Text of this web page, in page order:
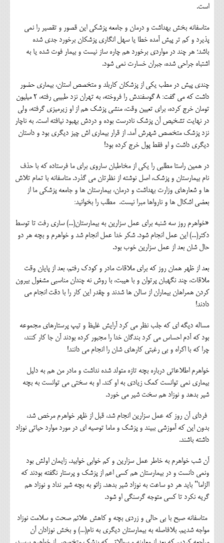
است.
متاسفانه بخش بهداشت و درمان و جامعه پزشکی این قصور و تقصیر را نمی
پذیرد و کم تر پیش آمده خطا یا سهل انگاری پزشکان برخورد جدی شده
باشد؛ هر چند در مواردی برخورد هم چاره ساز نیست و بیمار فوت شده یا به
اشتباه جراحی شده، جبران خسارت نمی شود.
چندی پیش در مطب یکی از پزشکان کاربلد و متخصص استان، بیماری حضور
داشت که می گفت: 8 گوسفندش را فروخته، به تهران نزد طبیبی رفته، 2 میلیون
تومان خرج کرده، برای تعیین وقت، منشی پزشک هم از او زیرمیزی گرفته، ولی
در نهایت تشخیص آن پزشک نادرست بوده و دردش بهبود نیافته است. به ناچار
نزد پزشک متخصص شهرش آمد. از قرار بیماری اش چیز دیگری بود و داستان
دیگری داشت و او فقط پول خرج کرده بود!
در همین راستا مطلبی را یکی از مخاطبان ساروی برای ما فرستاده که با حذف
نام بیمارستان و پزشک، اصل نوشته از نظرتان می گذرد. متاسفانه با تمام تلاش
ها و شعارهای وزارت بهداشت و درمان، بیمارستان ها و جامعه پزشکی ما از
بعضی اشکال ها و نارواها مبرا نیست. مطلب را بخوانید:
«خواهرم روز سه شنبه برای عمل سزارین به بیمارستان(...) ساری رفت تا توسط
دکتر(...) این عمل انجام شود. شکر خدا عمل انجام شد و خواهرم و بچه هر دو
حال شان بعد از عمل سزارین خوب بود.
بعد از ظهر همان روز که برای ملاقات مادر و کودک رفتم، بعد از پایان وقت
ملاقات، چند نگهبان پرتوان و با هیبت، با روش نه چندان مناسبی مشغول بیرون
کردن همراهان بیماران از سالن ها شدند و چقدر این کار را با دقت انجام می
دادند!
مساله دیگه ای که جلب نظر می کرد آرایش غلیظ و تیپ پرستارهای مجموعه
بود که آدم احساس می کرد بندگان خدا را مجبور کرده بودند آن جا کار کنند،
چرا که با اکراه و بی رغبتی کارهای شان را انجام می دانند!
خواهرم اطلاعاتی درباره بچه تازه متولد شده نداشت و مادر من هم به دلیل
بیماری نمی توانست کمک زیادی به او کند. او به سختی می توانست به بچه
شیر بدهد و نوزاد هم سخت شیر می خورد.
فردای آن روز که عمل سزارین انجام شد، قبل از ظهر خواهرم مرخص شد،
بدون این که آموزشی ببیند و پزشک و ماما توصیه ای در مورد موارد حیاتی نوزاد
داشته باشند.
آن شب خواهرم به خاطر عمل سزارین و کم خوابی خوابید. زایمان اولش بود
ونمي دانست و در بیمارستان هم کسی اعم از پزشک و پرستار نگفته بودند که
الزاما" باید هر دو ساعت به نوزاد شیر بدهد. زائو به بچه شیر نداد و نوزاد هم
گریه نکرد تا کسی متوجه گرسنگی او شود.
متاسفانه صبح با بی حالی و زردی بچه و کاهش علائم صحت و سلامت نوزاد
مواجه شدیم. بلافاصله به بیمارستان دیگری به نام(...) و بخش نوزادان آن